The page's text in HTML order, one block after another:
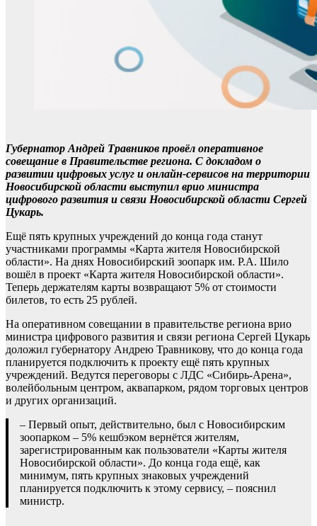
Губернатор Андрей Травников провёл оперативное
совещание в Правительстве региона. С докладом о
развитии цифровых услуг и онлайн-сервисов на территории
Новосибирской области выступил врио министра
цифрового развития и связи Новосибирской области Сергей
Цукарь.
Ещё пять крупных учреждений до конца года станут
участниками программы «Карта жителя Новосибирской
области». На днях Новосибирский зоопарк им. Р.А. Шило
вошёл в проект «Карта жителя Новосибирской области».
Теперь держателям карты возвращают 5% от стоимости
билетов, то есть 25 рублей.
На оперативном совещании в правительстве региона врио
министра цифрового развития и связи региона Сергей Цукарь
доложил губернатору Андрею Травникову, что до конца года
планируется подключить к проекту ещё пять крупных
учреждений. Ведутся переговоры с ЛДС «Сибирь-Арена»,
волейбольным центром, аквапарком, рядом торговых центров
и других организаций.
– Первый опыт, действительно, был с Новосибирским
зоопарком – 5% кешбэком вернётся жителям,
зарегистрированным как пользователи «Карты жителя
Новосибирской области». До конца года ещё, как
минимум, пять крупных знаковых учреждений
планируется подключить к этому сервису, – пояснил
министр.